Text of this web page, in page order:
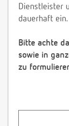
Dienstleister
dauerhaft ein.
Bitte achte
sowie in
zu